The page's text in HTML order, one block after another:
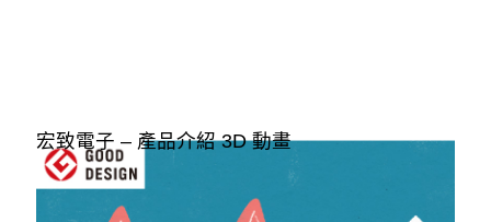
宏致電子 – 產品介紹 3D 動畫